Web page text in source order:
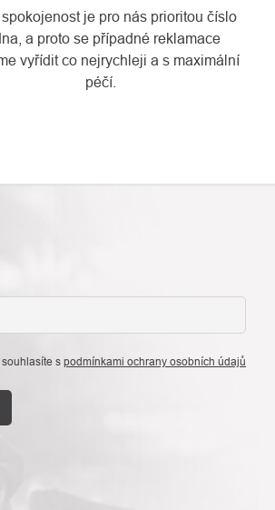
je pro nás prioritou číslo
a proto se případné reklamace
vyřídit co nejrychleji a s maximální
péčí.
spodmínkami ochrany osobních údajů